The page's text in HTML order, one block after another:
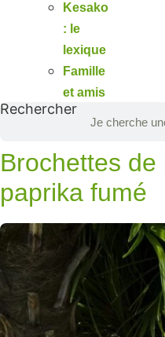
Kesako
: le
lexique
Famille
et amis
Rechercher
Brochettes de
paprika fumé